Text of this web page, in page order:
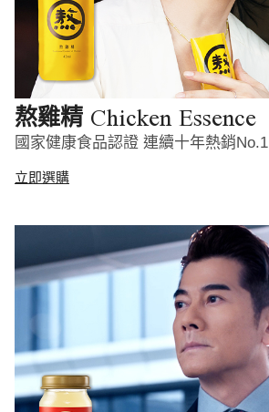
熬雞精 Chicken Essence
國家健康食品認證 連續十年熱銷No.1
立即選購